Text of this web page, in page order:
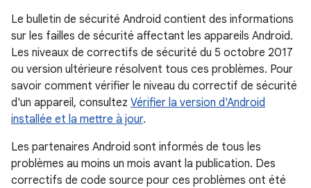
Le bulletin de sécurité Android contient des informations
sur les failles de sécurité affectant les appareils Android.
Les niveaux de correctifs de sécurité du 5 octobre 2017
ou version ultérieure résolvent tous ces problèmes. Pour
savoir comment vérifier le niveau du correctif de sécurité
d'un appareil, consultez Vérifier la version d'Android
installée et la mettre à jour.
Les partenaires Android sont informés de tous les
problèmes au moins un mois avant la publication. Des
correctifs de code source pour ces problèmes ont été